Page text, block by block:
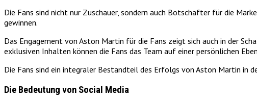
Die Fans sind nicht nur Zuschauer, sondern auch Botschafter für die
gewinnen.
Das Engagement von Aston Martin für die Fans zeigt sich auch in der
exklusiven Inhalten können die Fans das Team auf einer persönlichen
Die Fans sind ein integraler Bestandteil des Erfolgs von Aston Martin in
Die Bedeutung von Social Media